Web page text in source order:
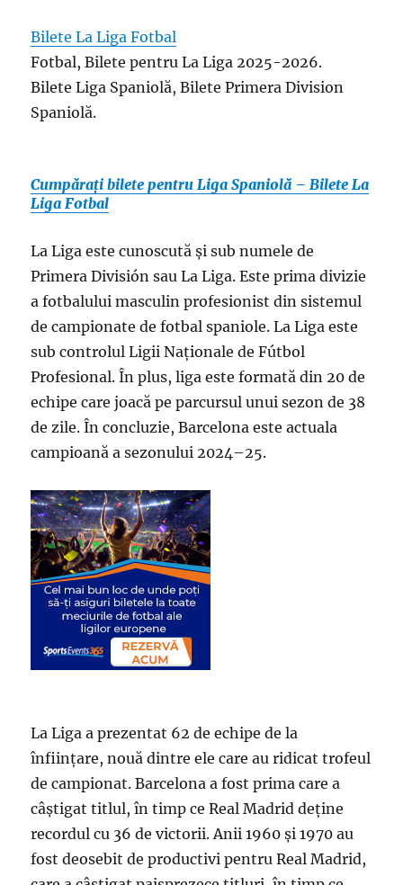
Bilete La Liga Fotbal
Fotbal, Bilete pentru La Liga 2025-2026.
Bilete Liga Spaniolă, Bilete Primera Division
Spaniolă.
Cumpărați bilete pentru Liga Spaniolă – Bilete La
Liga Fotbal
La Liga este cunoscută și sub numele de
Primera División sau La Liga. Este prima divizie
a fotbalului masculin profesionist din sistemul
de campionate de fotbal spaniole. La Liga este
sub controlul Ligii Naționale de Fútbol
Profesional. În plus, liga este formată din 20 de
echipe care joacă pe parcursul unui sezon de 38
de zile. În concluzie, Barcelona este actuala
campioană a sezonului 2024–25.
La Liga a prezentat 62 de echipe de la
înființare, nouă dintre ele care au ridicat trofeul
de campionat. Barcelona a fost prima care a
câștigat titlul, în timp ce Real Madrid deține
recordul cu 36 de victorii. Anii 1960 și 1970 au
fost deosebit de productivi pentru Real Madrid,